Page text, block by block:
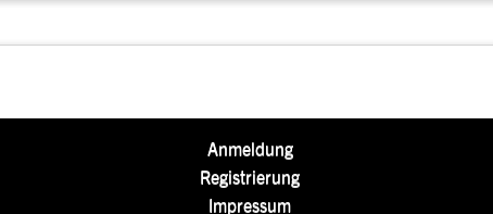
Anmeldung
Registrierung
Impressum